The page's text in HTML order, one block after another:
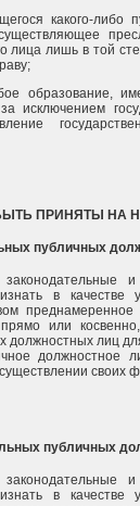
какого-либо
лица лишь в той
образование,
исключением
ПРИНЯТЫ НА
публичных
в качестве
или
лиц
должностное
своих
публичных
в качестве